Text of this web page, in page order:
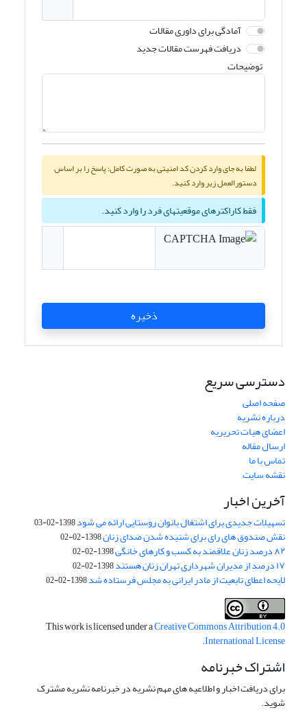
آمادگی برای داوری مقالات
دریافت فهرست مقالات جدید
توضیحات
لطفا به جای وارد کردن کد امنیتی به صورت کامل؛ پاسخ را بر اساس
دستورالعمل زیر وارد کنید.
فقط کاراکترهای موقعیتهای فرد را وارد کنید.
ذخیره
دسترسی سریع
صفحه اصلی
درباره نشریه
اعضای هیات تحریریه
ارسال مقاله
تماس با ما
نقشه سایت
آخرین اخبار
تسهیلات جدیدی برای اشتغال بانوان روستایی ارائه می شود1398-02-03
نقش صندوق های رای برای شنیده شدن صدای زنان1398-02-02
۸۲ درصد زنان علاقمند به کسب و کارهای خانگی 1398-02-02
۱۷ درصد از مدیران شهرداری تهران زنان هستند 1398-02-02
لایحه اعطای تابعیت از مادر ایرانی به مجلس فرستاده شد1398-02-02
This work is licensed under aCreative Commons Attribution 4.0
International License
.
اشتراک خبرنامه
برای دریافت اخبار و اطلاعیه های مهم نشریه در خبرنامه نشریه مشترک
شوید.